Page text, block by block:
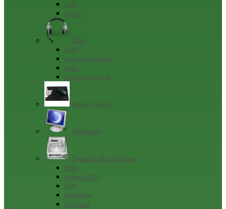
USB
Fara fir
Căști
Сăști
Casti cu microfoane
Radio
Garnitura bluetooth
Mouse pad-uri
Monitoare
Depozite de informare
HDD
External HDD
SSD
Flash drive
Flash card